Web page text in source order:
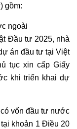
gồm:
ngoài
Đầu tư 2025, nhà
án đầu tư tại Việt
tục xin cấp Giấy
khi triển khai dự
vốn đầu tư nước
khoản 1 Điều 20